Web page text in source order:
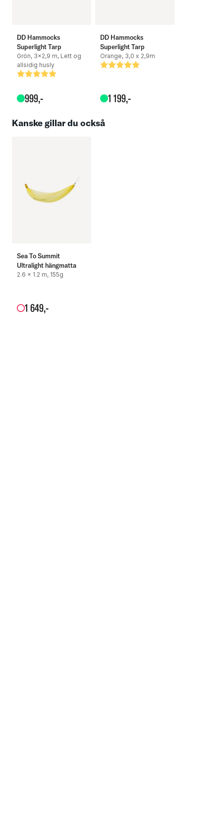
DD Hammocks
Superlight Tarp
Grön, 3x2,9 m, Lett og
allsidig husly
Betyg:
5.0 utav 5 stjärnor
999,-
DD Hammocks
Superlight Tarp
Orange, 3,0 x 2,9m
Betyg:
5.0 utav 5 stjärnor
1 199,-
Kanske gillar du också
Sea To Summit
Ultralight hängmatta
2.6 x 1.2 m, 155g
1 649,-